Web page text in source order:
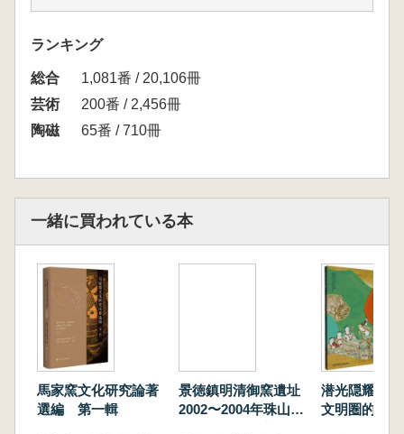
方位反映中国古代青瓷名窑的书,此次本书的写
作将兼顾学术、专业、知识、鉴赏、收藏、工具
等诸多方面,图文并茂,可将枯燥的学术研究转化
为惠及世人的审美价值。
窯などを主に取り上げています。内容には、窯
名の由来、発展の略史、製磁の工芸、製品の分
り、中国古代青磁の発展史とその興亡の規律を
明らかにすることを目的としています。これま
での中国古代青磁窯口の研究は、多くが単一の
窯口に焦点を当て、個別事例を論じる伝統的な
枠組みにとどまっており、中国古代青磁の名窯
を全方位的に反映した書物は存在しませんでし
た。本書の執筆では、学術性、専門性、知識
性、鑑賞性、収蔵性、実用性など多方面を兼ね
ランキング
総合
1,081番 / 20,106冊
芸術
200番 / 2,456冊
陶磁
65番 / 710冊
一緒に買われている本
馬家窯文化研究論著
選編 第一輯
景徳鎮明清御窯遺址
2002〜2004年珠山北
潜光隠耀 伝
文明圏的隋